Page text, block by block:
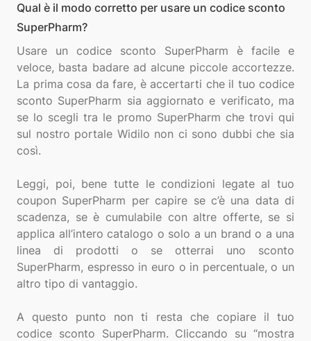
Qual è il modo corretto per usare un codice sconto
SuperPharm?
Usare un codice sconto SuperPharm è facile e
veloce, basta badare ad alcune piccole accortezze.
La prima cosa da fare, è accertarti che il tuo codice
sconto SuperPharm sia aggiornato e verificato, ma
se lo scegli tra le promo SuperPharm che trovi qui
sul nostro portale Widilo non ci sono dubbi che sia
così.
Leggi, poi, bene tutte le condizioni legate al tuo
coupon SuperPharm per capire se c’è una data di
scadenza, se è cumulabile con altre offerte, se si
applica all’intero catalogo o solo a un brand o a una
linea di prodotti o se otterrai uno sconto
SuperPharm, espresso in euro o in percentuale, o un
altro tipo di vantaggio.
A questo punto non ti resta che copiare il tuo
codice sconto SuperPharm. Cliccando su “mostra